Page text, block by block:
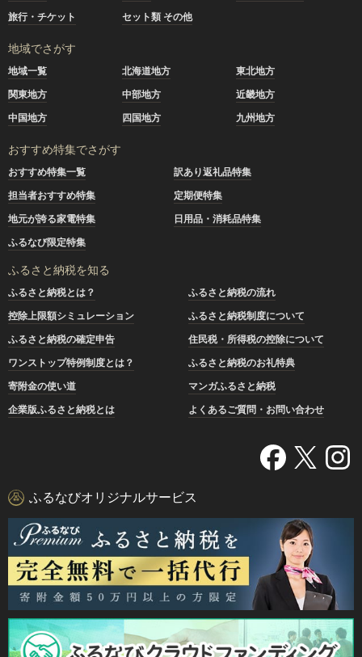
旅行・チケット
セット類 その他
地域でさがす
地域一覧 北海道地方
東北地方
関東地方
中部地方
近畿地方
中国地方
四国地方 九州地方
おすすめ特集でさがす
おすすめ特集一覧
訳あり返礼品特集
担当者おすすめ特集
定期便特集
地元が誇る家電特集
日用品・消耗品特集
ふるなび限定特集
ふるさと納税を知る
ふるさと納税とは？
ふるさと納税の流れ
控除上限額シミュレーション
ふるさと納税制度について
ふるさと納税の確定申告
住民税・所得税の控除について
ワンストップ特例制度とは？
ふるさと納税のお礼特典
寄附金の使い道
マンガふるさと納税
企業版ふるさと納税とは
よくあるご質問・お問い合わせ
ふるなびオリジナルサービス